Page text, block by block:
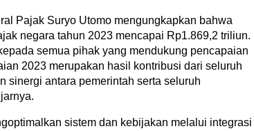
Pajak Suryo Utomo mengungkapkan bahwa
negara tahun 2023 mencapai Rp1.869,2 triliun.
semua pihak yang mendukung pencapaian
2023 merupakan hasil kontribusi dari seluruh
sinergi antara pemerintah serta seluruh
sistem dan kebijakan melalui integrasi